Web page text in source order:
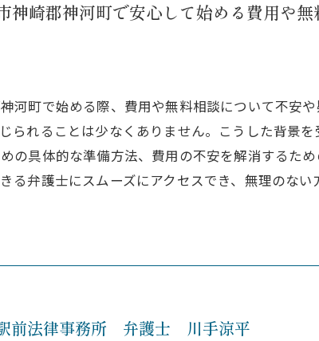
神崎郡神河町で安心して始める費用や
河町で始める際、費用や無料相談について不安
られることは少なくありません。こうした背景
の具体的な準備方法、費用の不安を解消するた
る弁護士にスムーズにアクセスでき、無理のな
前法律事務所 弁護士 川手涼平